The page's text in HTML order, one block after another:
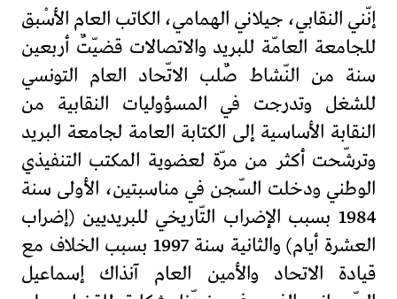
إنّني النقابي، جيلاني الهمامي، الكاتب العام الأسْبق
للجامعة العامّة للبريد والاتصالات قضيّتٌ أربعين
سنة من النّشاط صٌلب الاتّحاد العام التونسي
للشغل وتدرجت في المسؤوليات النقابية من
النقابة الأساسية إلى الكتابة العامة لجامعة البريد
وترشّحت أكثر من مرّة لعضوية المكتب التنفيذي
الوطني ودخلت السّجن في مناسبتين، الأولى سنة
1984 بسبب الإضراب التّاريخي للبريديين (إضراب
العشرة أيام) والثانية سنة 1997 بسبب الخلاف مع
قيادة الاتحاد والأمين العام آنذاك إسماعيل